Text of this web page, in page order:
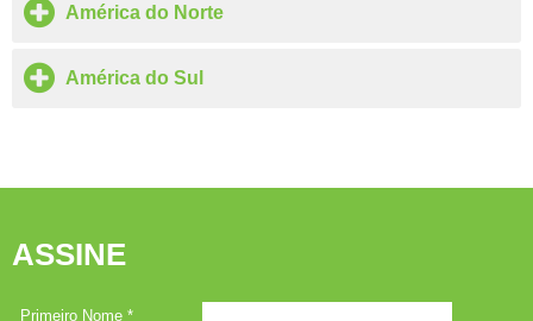
América do Norte
América do Sul
ASSINE